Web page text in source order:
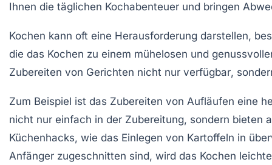
Ihnen die täglichen Kochabenteuer und bringen
Kochen kann oft eine Herausforderung darstellen,
die das Kochen zu einem mühelosen und
Zubereiten von Gerichten nicht nur verfügbar,
Zum Beispiel ist das Zubereiten von Aufläufen eine
nicht nur einfach in der Zubereitung, sondern bieten
Küchenhacks, wie das Einlegen von Kartoffeln in
Anfänger zugeschnitten sind, wird das Kochen